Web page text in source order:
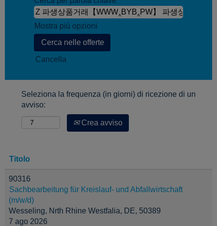
Mostra più opzioni
Cancella
Seleziona la frequenza (in giorni) di ricezione di un
avviso:
Crea avviso
Titolo
90316
Sachbearbeitung für Kreislauf- und Abfallwirtschaft
(m/w/d)
Wesseling, Nrth Rhine Westfalia, DE, 50389
7 ago 2026